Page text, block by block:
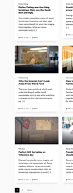
homepage